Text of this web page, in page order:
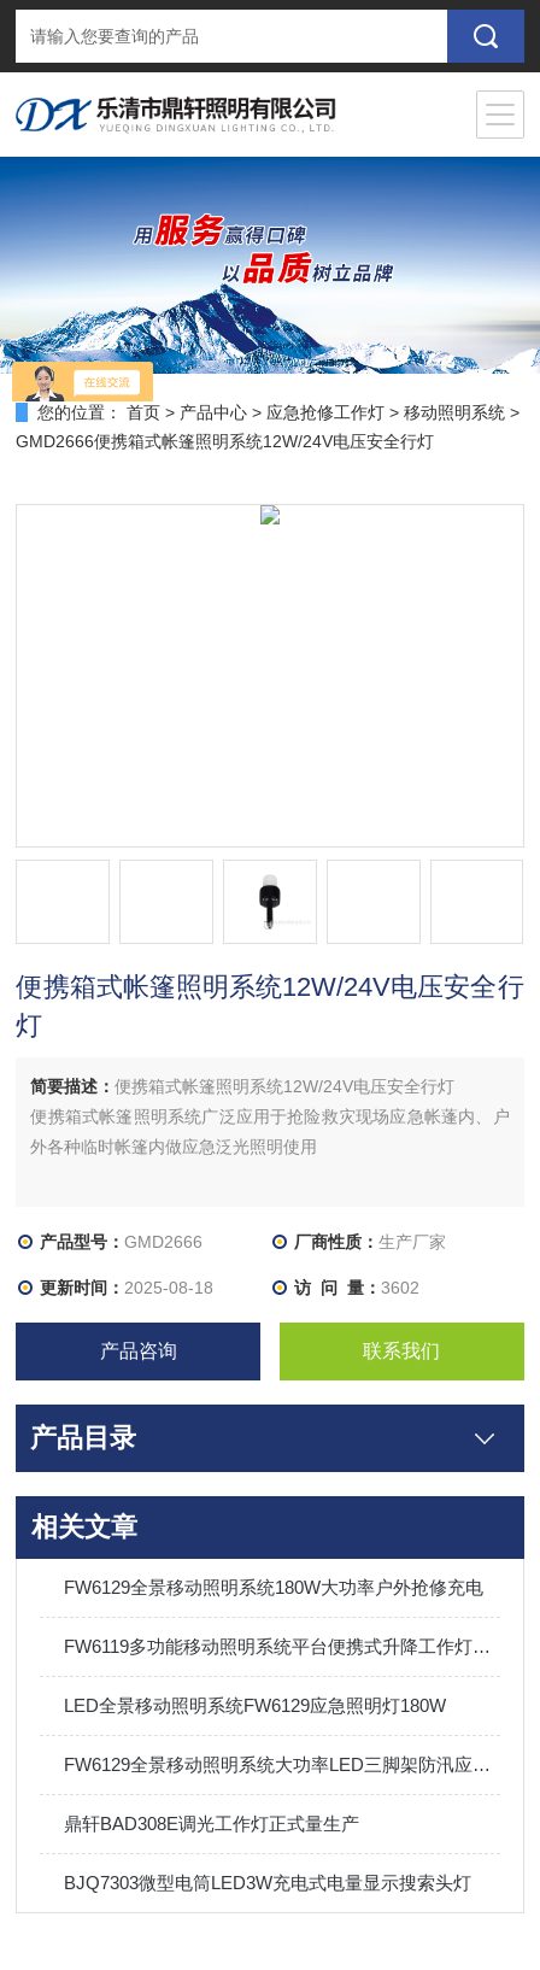
您的位置： 首页 > 产品中心 > 应急抢修工作灯 >移动照明系统 >
GMD2666便携箱式帐篷照明系统12W/24V电压安全行灯
便携箱式帐篷照明系统12W/24V电压安全行
灯
简要描述：便携箱式帐篷照明系统12W/24V电压安全行灯
便携箱式帐篷照明系统广泛应用于抢险救灾现场应急帐蓬内、户
外各种临时帐篷内做应急泛光照明使用
产品型号：GMD2666 厂商性质： 生产厂家
更新时间： 2025-08-18 访 问 量： 3602
产品咨询 联系我们
产品目录
相关文章
FW6129全景移动照明系统180W大功率户外抢修充电
FW6119多功能移动照明系统平台便携式升降工作灯防汛应急移动灯
LED全景移动照明系统FW6129应急照明灯180W
FW6129全景移动照明系统大功率LED三脚架防汛应急便携工作灯
鼎轩BAD308E调光工作灯正式量生产
BJQ7303微型电筒LED3W充电式电量显示搜索头灯